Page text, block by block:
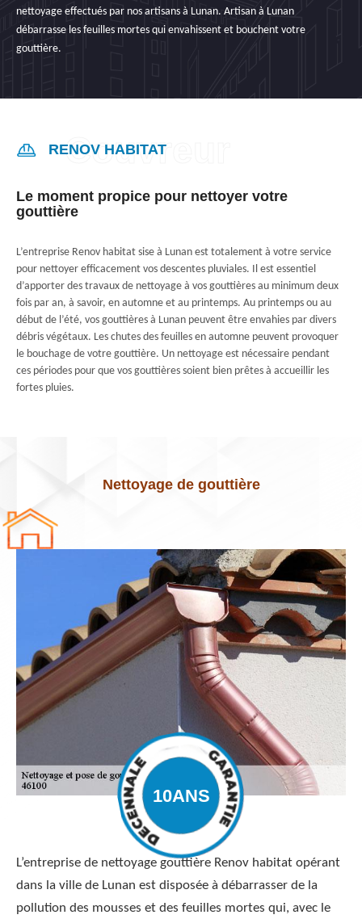
nettoyage effectués par nos artisans à Lunan. Artisan à Lunan
débarrasse les feuilles mortes qui envahissent et bouchent votre
gouttière.
RENOV HABITAT
Le moment propice pour nettoyer votre
gouttière
L’entreprise Renov habitat sise à Lunan est totalement à votre service
pour nettoyer efficacement vos descentes pluviales. Il est essentiel
d’apporter des travaux de nettoyage à vos gouttières au minimum deux
fois par an, à savoir, en automne et au printemps. Au printemps ou au
début de l’été, vos gouttières à Lunan peuvent être envahies par divers
débris végétaux. Les chutes des feuilles en automne peuvent provoquer
le bouchage de votre gouttière. Un nettoyage est nécessaire pendant
ces périodes pour que vos gouttières soient bien prêtes à accueillir les
fortes pluies.
Nettoyage de gouttière
L’entreprise de nettoyage gouttière Renov habitat opérant
dans la ville de Lunan est disposée à débarrasser de la
pollution des mousses et des feuilles mortes qui, avec le